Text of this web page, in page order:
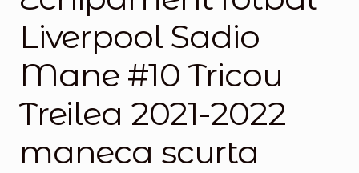
Magazinul
Liverpool Sadio
Mane #10 Tricou
Treilea 2021-2022
maneca scurta